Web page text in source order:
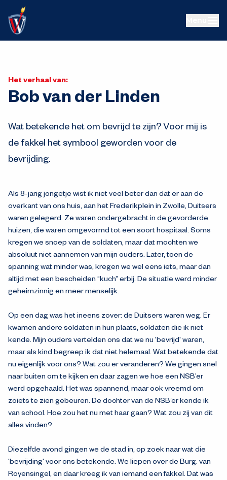
Het verhaal van:
Bob van der Linden
Wat betekende het om bevrijd te zijn? Voor mij is
de fakkel het symbool geworden voor de
bevrijding.
Als 8-jarig jongetje wist ik niet veel beter dan dat er aan de
overkant van ons huis, aan het Frederikplein in Zwolle, Duitsers
waren gelegerd. Ze waren ondergebracht in de gevorderde
huizen, die waren omgevormd tot een soort hospitaal. Soms
kregen we snoep van de soldaten, maar dat mochten we
absoluut niet aannemen van mijn ouders. Later, toen de
spanning wat minder was, kregen we wel eens iets, maar dan
altijd met een bescheiden “kuch” erbij. De situatie werd minder
geheimzinnig en meer menselijk.
Op een dag was het ineens zover: de Duitsers waren weg. Er
kwamen andere soldaten in hun plaats, soldaten die ik niet
kende. Mijn ouders vertelden ons dat we nu 'bevrijd' waren,
maar als kind begreep ik dat niet helemaal. Wat betekende dat
nu eigenlijk voor ons? Wat zou er veranderen? We gingen snel
naar buiten om te kijken en daar zagen we hoe een NSB’er
werd opgehaald. Het was spannend, maar ook vreemd om
zoiets te zien gebeuren. De dochter van de NSB’er kende ik
van school. Hoe zou het nu met haar gaan? Wat zou zij van dit
alles vinden?
Diezelfde avond gingen we de stad in, op zoek naar wat die
'bevrijding' voor ons betekende. We liepen over de Burg. van
Royensingel, en daar kreeg ik van iemand een fakkel. Dat was